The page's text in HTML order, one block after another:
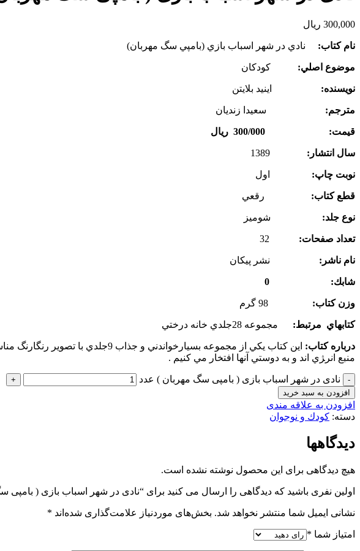
300,000 ریال
نام كتاب: نادي در شهر اسباب بازي (بامپي سگ مهربان)
موضوع اصلي: كودكان
نويسنده: اينيد بلايتن
مترجم: سعيدا زنديان
قيمت: 300/000 ريال
سال انتشار: 1389
نوبت چاپ: اول
قطع كتاب: رقعي
نوع جلد: شوميز
تعداد صفحات: 32
نام ناشر: نشر پيكان
شابك: 0
وزن كتاب: 98 گرم
كتاب­هاي مرتبط: مجموعه 28جلدي خانه درختي
درباره كتاب:
اين كتاب يكي از مجموعه
منبع انر‍ژي اند و به دوستي آنها افتخار مي كنيم .
نادی در شهر اسباب بازی ( بامپی سگ مهربان ) عدد
افزودن به سبد خرید
افزودن به علاقه مندی
دسته: کودك و نوجوان
دیدگاهها
هیچ دیدگاهی برای این محصول نوشته نشده است.
اولین نفری باشید که دیدگاهی را ارسال می کنید برای “نادی در شهر اسباب بازی ( بامپی
نشانی ایمیل شما منتشر نخواهد شد. بخش‌های موردنیاز علامت‌گذاری شده‌اند *
امتیاز شما *